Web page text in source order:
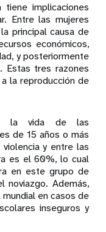
tiene implicaciones
Entre las mujeres
principal causa de
económicos,
y posteriormente
Estas tres razones
la reproducción de
la vida de las
de 15 años o más
y entre las
es el 60%, lo cual
en este grupo de
noviazgo. Además,
en casos de
inseguros y